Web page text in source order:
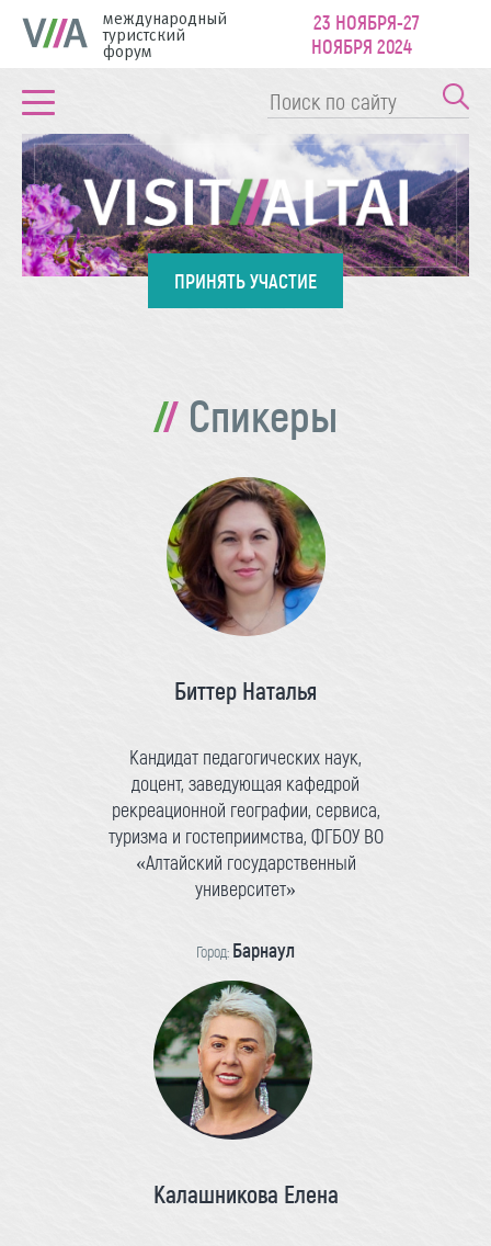
международный
туристский
форум
23 НОЯБРЯ-27
НОЯБРЯ 2024
ПРИНЯТЬ УЧАСТИЕ
Спикеры
Биттер Наталья
Кандидат педагогических наук,
доцент, заведующая кафедрой
рекреационной географии, сервиса,
туризма и гостеприимства, ФГБОУ ВО
«Алтайский государственный
университет»
Город: Барнаул
Калашникова Елена